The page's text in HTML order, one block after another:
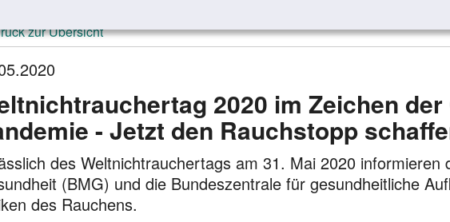
zur Übersicht
2020 im Zeichen
- Jetzt den Rauchstopp
des Weltnichtrauchertags am 31. Mai 2020 informieren
(BMG) und die Bundeszentrale für gesundheitliche
des Rauchens.